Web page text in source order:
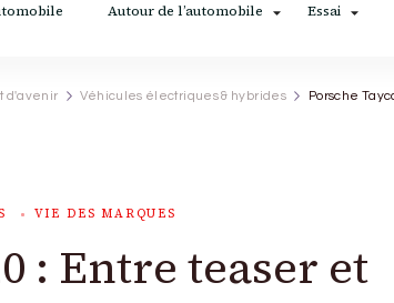
Autour de l’automobile Essai
d'avenir Véhicules électriques & hybrides Porsche
VIE DES MARQUES
: Entre teaser et